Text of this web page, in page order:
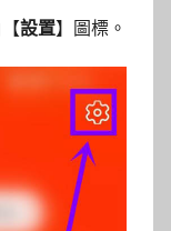
設置】圖標。